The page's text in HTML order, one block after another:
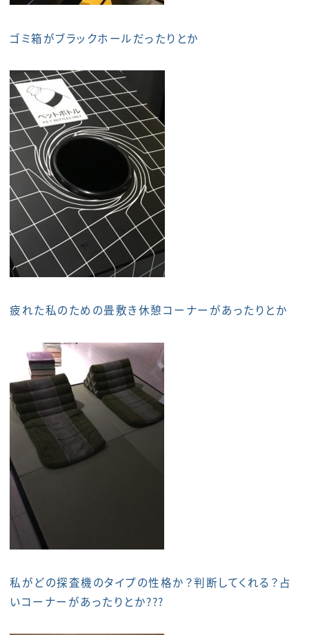
ゴミ箱がブラックホールだったりとか
疲れた私のための畳敷き休憩コーナーがあったりとか
私がどの探査機のタイプの性格か？判断してくれる？占
いコーナーがあったりとか???